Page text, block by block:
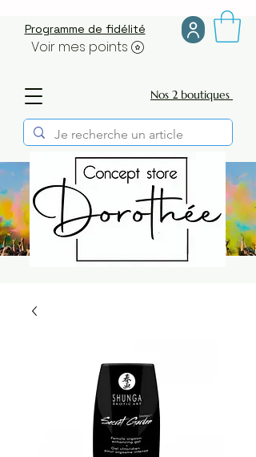
Programme de fidélité
Voir mes points
Nos 2 boutiques